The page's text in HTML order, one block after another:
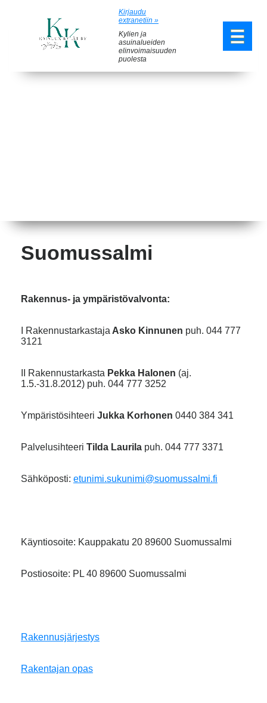
Kirjaudu
extranetiin »
Kylien ja
asuinalueiden
elinvoimaisuuden
puolesta
Suomussalmi
Rakennus- ja ympäristövalvonta:
I Rakennustarkastaja Asko Kinnunen puh. 044 777
3121
II Rakennustarkasta Pekka Halonen (aj.
1.5.-31.8.2012) puh. 044 777 3252
Ympäristösihteeri Jukka Korhonen 0440 384 341
Palvelusihteeri Tilda Laurila puh. 044 777 3371
Sähköposti: etunimi.sukunimi@suomussalmi.fi
Käyntiosoite: Kauppakatu 20 89600 Suomussalmi
Postiosoite: PL 40 89600 Suomussalmi
Rakennusjärjestys
Rakentajan opas